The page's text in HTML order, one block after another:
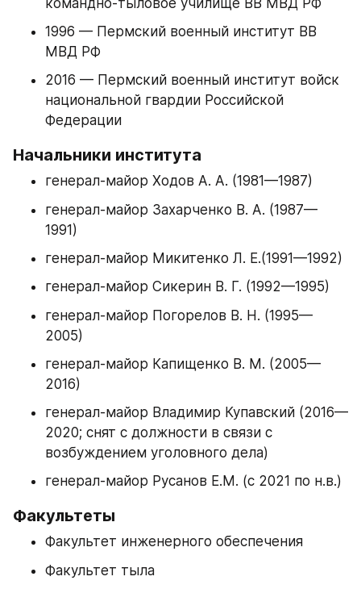
командно-тыловое училище ВВ МВД РФ
1996 — Пермский военный институт ВВ
МВД РФ
2016 — Пермский военный институт войск
национальной гвардии Российской
Федерации
Начальники института
генерал-майор Ходов А. А. (1981—1987)
генерал-майор Захарченко В. А. (1987—
1991)
генерал-майор Микитенко Л. Е.(1991—1992)
генерал-майор Сикерин В. Г. (1992—1995)
генерал-майор Погорелов В. Н. (1995—
2005)
генерал-майор Капищенко В. М. (2005—
2016)
генерал-майор Владимир Купавский (2016—
2020; снят с должности в связи с
возбуждением уголовного дела)
генерал-майор Русанов Е.М. (с 2021 по н.в.)
Факультеты
Факультет инженерного обеспечения
Факультет тыла